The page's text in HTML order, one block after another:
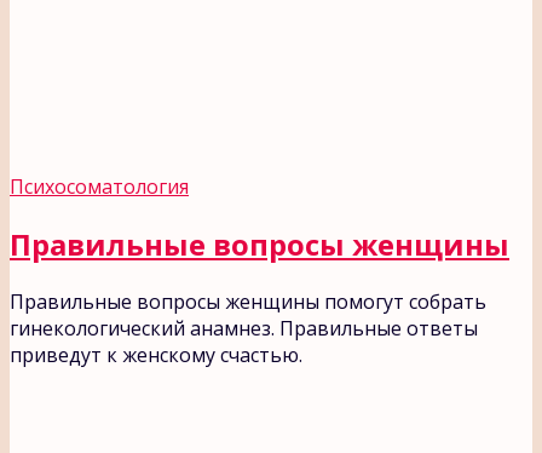
Психосоматология
Правильные вопросы женщины
Правильные вопросы женщины помогут собрать
гинекологический анамнез. Правильные ответы
приведут к женскому счастью.